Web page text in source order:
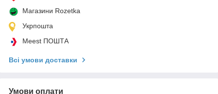
Магазини Rozetka
Укрпошта
Meest ПОШТА
Всі умови доставки
Умови оплати